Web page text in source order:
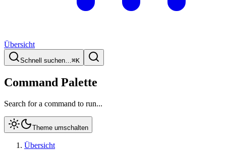
Übersicht
Schnell suchen…⌘K
Command Palette
Search for a command to run...
Theme umschalten
Übersicht